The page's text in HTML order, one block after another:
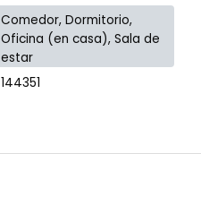
Comedor, Dormitorio,
Oficina (en casa), Sala de
estar
144351